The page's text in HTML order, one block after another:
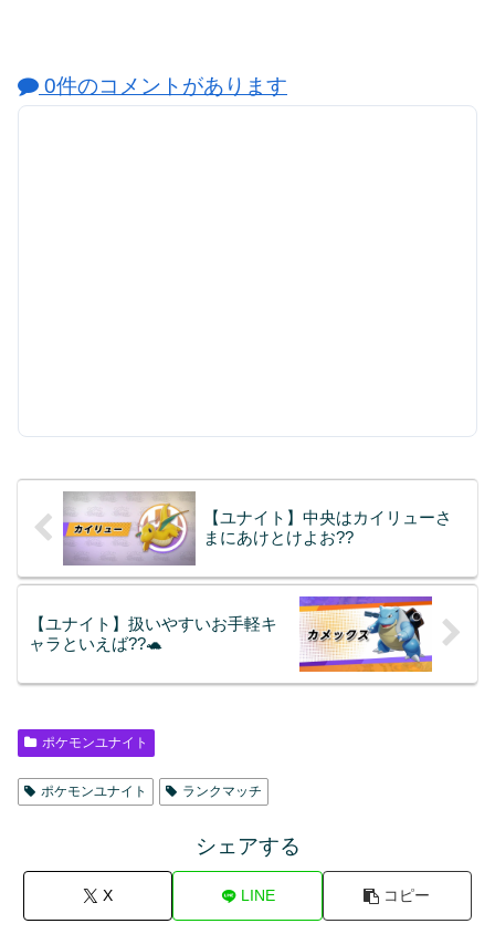
0件のコメントがあります
【ユナイト】中央はカイリューさ
まにあけとけよお??
【ユナイト】扱いやすいお手軽キ
ャラといえば??🐢
ポケモンユナイト
ポケモンユナイト ランクマッチ
シェアする
X LINE コピー